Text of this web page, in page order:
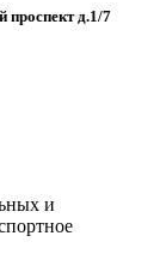
проспект д.1/7
и